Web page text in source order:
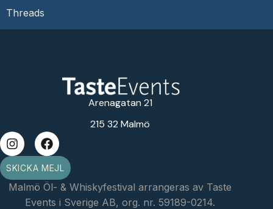
Threads
Arenagatan 21
215 32 Malmö
SKICKA MEJL
Malmö Öl- & Whiskyfestival arrangeras av Taste
Events i Sverige AB, org. nr. 59189-0214.